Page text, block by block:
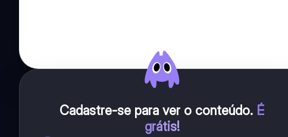
Cadastre-se para ver o conteúdo. É
grátis!